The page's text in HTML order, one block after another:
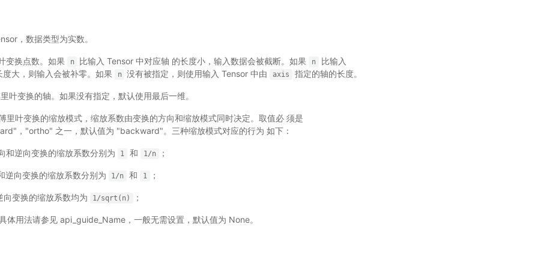
，数据类型为实数。
变换点数。如果 n 比输入 Tensor 中对应轴 的长度小，输入数据会被截断。如果 n
比输入
大，则输入会被补零。如果
n 没有被指定，则使用输入 Tensor 中由 axis 指定的轴的长度。
叶变换的轴。如果没有指定，默认使用最后一维。
叶变换的缩放模式，缩放系数由变换的方向和缩放模式同时决定。取值必 须是
，"ortho" 之一，默认值为 "backward"。三种缩放模式对应的行为 如下：
逆向变换的缩放系数分别为 1 和 1/n ；
向变换的缩放系数分别为 1/n 和 1 ；
变换的缩放系数均为 1/sqrt(n) ；
体用法请参见 api_guide_Name，一般无需设置，默认值为 None。